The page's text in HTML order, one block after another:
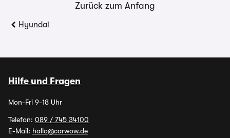
Zurück zum Anfang
Hyundai
Hilfe und Fragen
Mon-Fri 9-18 Uhr
Telefon: 089 / 745 34100
E-Mail: hallo@carwow.de